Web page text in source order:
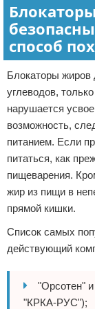
способ
Блокаторы жиров
углеводов,
нарушается
возможность,
питанием. Если
питаться, как
пищеварения.
жир из пищи в
прямой кишки.
Список самых
действующий
"Орсотен"
"КРКА-РУС");